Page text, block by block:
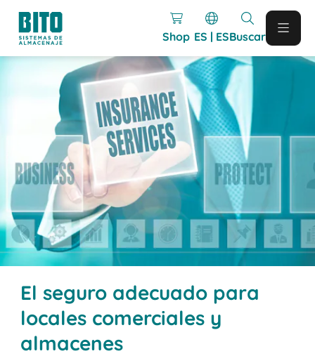
Shop ES | ESBuscar
El seguro adecuado para
locales comerciales y
almacenes